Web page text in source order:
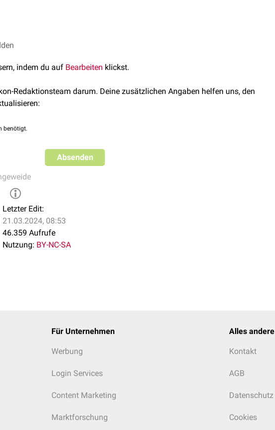
Blasenwand und die kaudalen Anteile des
Mann zieht einer dieser Äste als
indem du auf Bearbeiten klickst.
Redaktionsteam darum. Deine zusätzlichen Angaben helfen uns, den
benötigt.
Absenden
Letzter Edit:
21.03.2024, 08:53
46.359 Aufrufe
Nutzung: BY-NC-SA
Für Unternehmen
Werbung
Login Services
Content Marketing
Marktforschung
Alles andere
Kontakt
AGB
Datenschutz
Cookies